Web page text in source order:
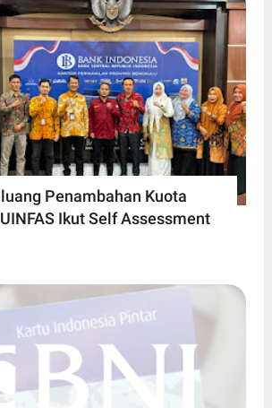
Penambahan Kuota
Ikut Self Assessment